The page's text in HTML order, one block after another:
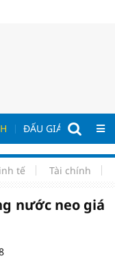
ĐẤU GIÁ - ĐẤU
tế Tài chính
nước neo giá